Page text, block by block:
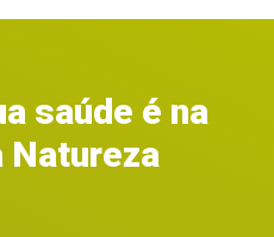
saúde é na
Natureza